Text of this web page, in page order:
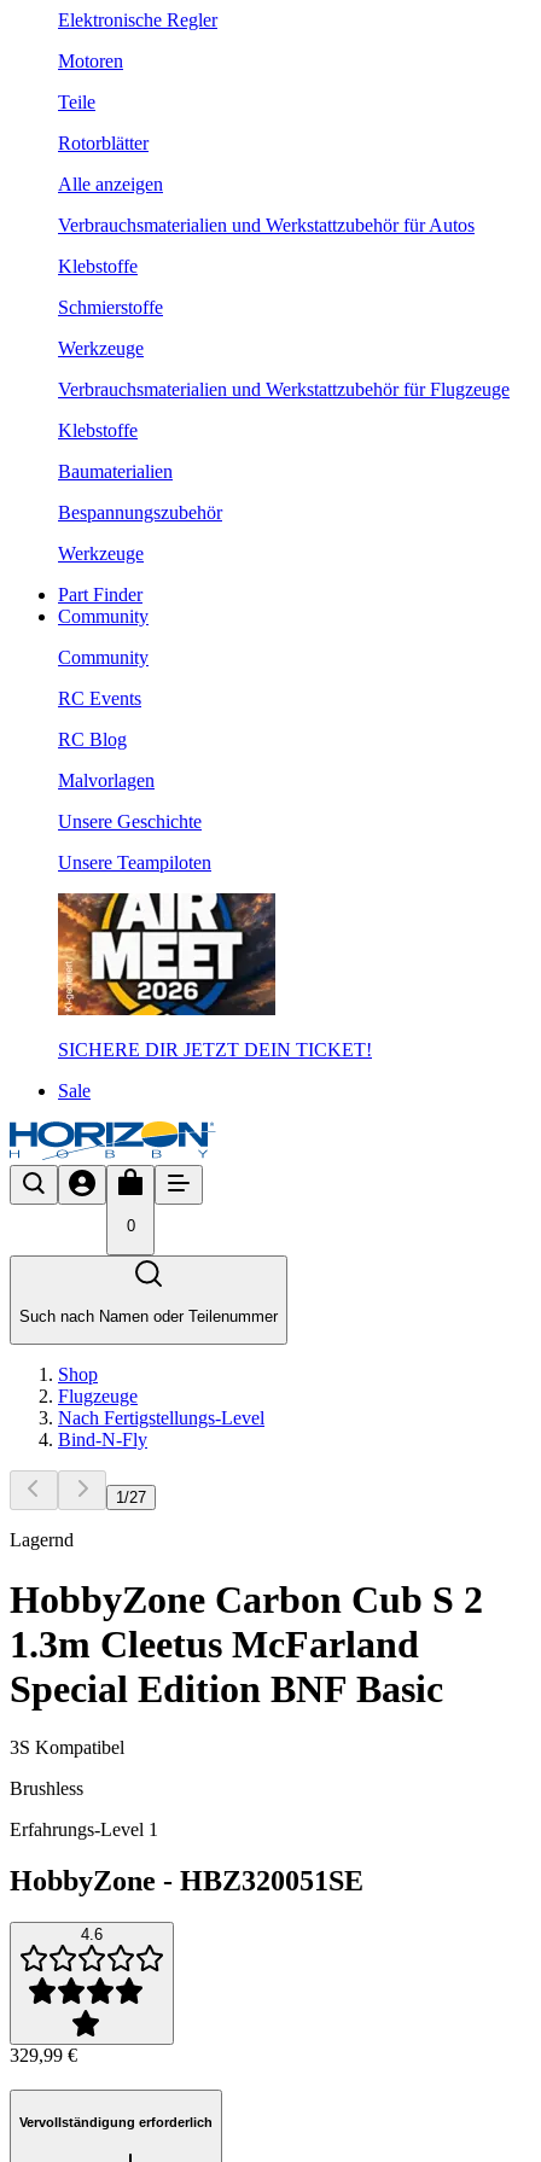
Elektronische Regler
Motoren
Teile
Rotorblätter
Alle anzeigen
Verbrauchsmaterialien und Werkstattzubehör für Autos
Klebstoffe
Schmierstoffe
Werkzeuge
Verbrauchsmaterialien und Werkstattzubehör für Flugzeuge
Klebstoffe
Baumaterialien
Bespannungszubehör
Werkzeuge
Part Finder
Community
Community
RC Events
RC Blog
Malvorlagen
Unsere Geschichte
Unsere Teampiloten
SICHERE DIR JETZT DEIN TICKET!
Sale
0
Such nach Namen oder Teilenummer
Shop
Flugzeuge
Nach Fertigstellungs-Level
Bind-N-Fly
1/27
Lagernd
HobbyZone Carbon Cub S 2
1.3m Cleetus McFarland
Special Edition BNF Basic
3S Kompatibel
Brushless
Erfahrungs-Level 1
HobbyZone - HBZ320051SE
4.6
329,99 €
Vervollständigung erforderlich